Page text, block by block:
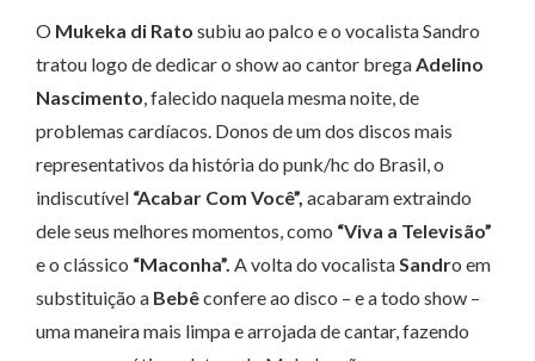
O Mukeka di Rato subiu ao palco e o vocalista Sandro
tratou logo de dedicar o show ao cantor bregaAdelino
Nascimento, falecido naquela mesma noite, de
problemas cardíacos. Donos de um dos discos mais
representativos da história do punk/hc do Brasil, o
indiscutível “Acabar Com Você”, acabaram extraindo
dele seus melhores momentos, como “Viva a Televisão”
e o clássico “Maconha”. A volta do vocalistaSandro em
substituição a Bebêconfere ao disco – e a todo show –
uma maneira mais limpa e arrojada de cantar, fazendo